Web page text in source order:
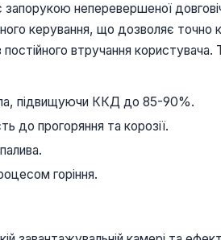
неперевершеної
керування, що дозволяє точно
втручання користувача.
підвищуючи ККД до 85-90%.
до прогоряння та корозії.
горіння.